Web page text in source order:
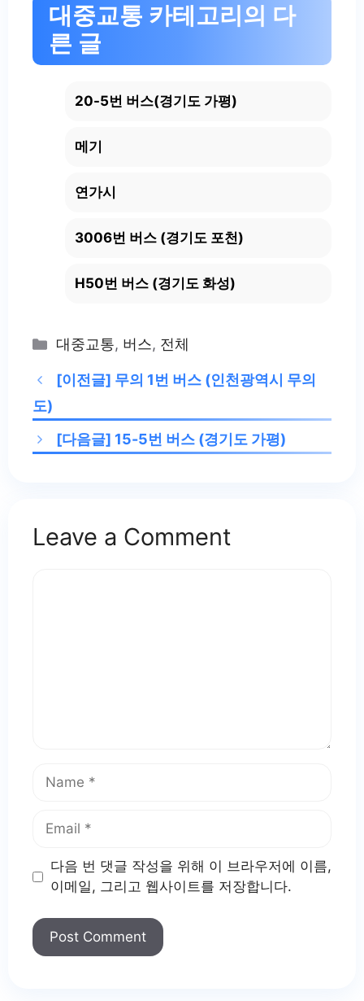
대중교통 카테고리의 다
른 글
20-5번 버스(경기도 가평)
메기
연가시
3006번 버스 (경기도 포천)
H50번 버스 (경기도 화성)
Categories
대중교통, 버스, 전체
[이전글] 무의 1번 버스 (인천광역시 무의
도)
[다음글] 15-5번 버스 (경기도 가평)
Leave a Comment
Name
Email
다음 번 댓글 작성을 위해 이 브라우저에 이름,
이메일, 그리고 웹사이트를 저장합니다.